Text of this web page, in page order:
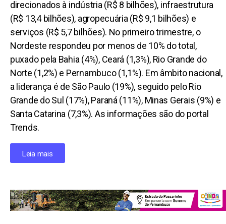
direcionados à indústria (R$ 8 bilhões), infraestrutura
(R$ 13,4 bilhões), agropecuária (R$ 9,1 bilhões) e
serviços (R$ 5,7 bilhões). No primeiro trimestre, o
Nordeste respondeu por menos de 10% do total,
puxado pela Bahia (4%), Ceará (1,3%), Rio Grande do
Norte (1,2%) e Pernambuco (1,1%). Em âmbito nacional,
a liderança é de São Paulo (19%), seguido pelo Rio
Grande do Sul (17%), Paraná (11%), Minas Gerais (9%) e
Santa Catarina (7,3%). As informações são do portal
Trends.
Leia mais